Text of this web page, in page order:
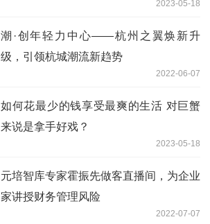
2023-05-18
潮·创年轻力中心——杭州之翼焕新升
级，引领杭城潮流新趋势
2022-06-07
如何花最少的钱享受最爽的生活 对巨蟹
来说是拿手好戏？
2023-05-18
元培智库专家霍振先做客直播间，为企业
家讲授财务管理风险
2022-07-07